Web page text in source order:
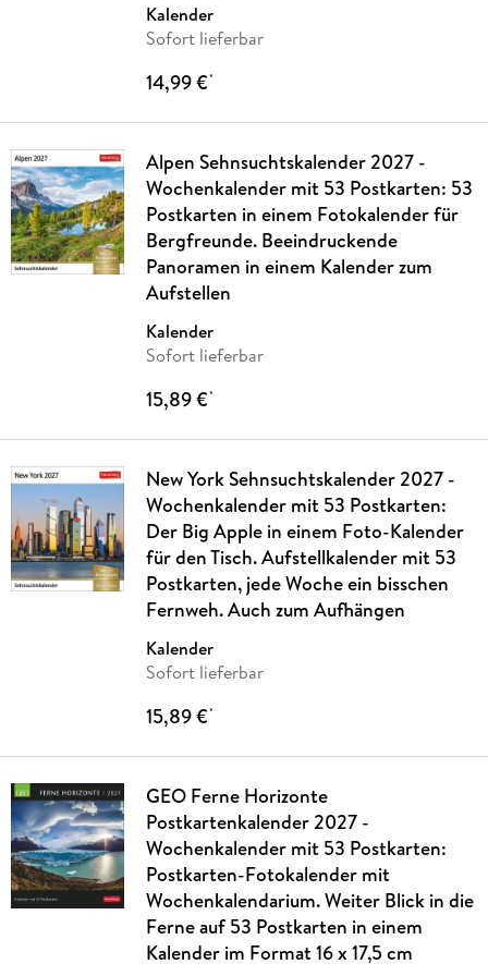
Kalender
Sofort lieferbar
14,99 €*
Alpen Sehnsuchtskalender 2027 -
Wochenkalender mit 53 Postkarten: 53
Postkarten in einem Fotokalender für
Bergfreunde. Beeindruckende
Panoramen in einem Kalender zum
Aufstellen
Kalender
Sofort lieferbar
15,89 €*
New York Sehnsuchtskalender 2027 -
Wochenkalender mit 53 Postkarten:
Der Big Apple in einem Foto-Kalender
für den Tisch. Aufstellkalender mit 53
Postkarten, jede Woche ein bisschen
Fernweh. Auch zum Aufhängen
Kalender
Sofort lieferbar
15,89 €*
GEO Ferne Horizonte
Postkartenkalender 2027 -
Wochenkalender mit 53 Postkarten:
Postkarten-Fotokalender mit
Wochenkalendarium. Weiter Blick in die
Ferne auf 53 Postkarten in einem
Kalender im Format 16 x 17,5 cm